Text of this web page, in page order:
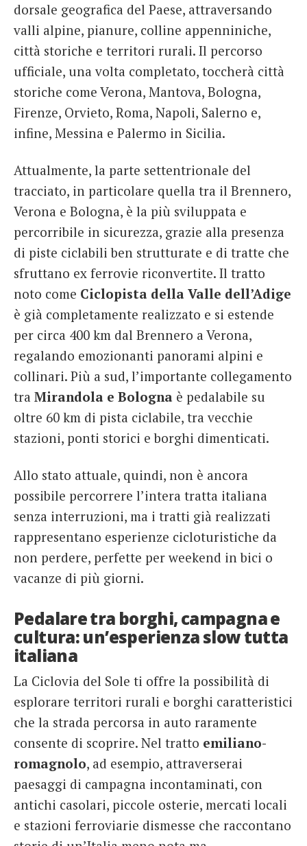
dorsale geografica del Paese, attraversando
valli alpine, pianure, colline appenniniche,
città storiche e territori rurali. Il percorso
ufficiale, una volta completato, toccherà città
storiche come Verona, Mantova, Bologna,
Firenze, Orvieto, Roma, Napoli, Salerno e,
infine, Messina e Palermo in Sicilia.
Attualmente, la parte settentrionale del
tracciato, in particolare quella tra il Brennero,
Verona e Bologna, è la più sviluppata e
percorribile in sicurezza, grazie alla presenza
di piste ciclabili ben strutturate e di tratte che
sfruttano ex ferrovie riconvertite. Il tratto
noto come Ciclopista della Valle dell’Adige
è già completamente realizzato e si estende
per circa 400 km dal Brennero a Verona,
regalando emozionanti panorami alpini e
collinari. Più a sud, l’importante collegamento
tra Mirandola e Bologna è pedalabile su
oltre 60 km di pista ciclabile, tra vecchie
stazioni, ponti storici e borghi dimenticati.
Allo stato attuale, quindi, non è ancora
possibile percorrere l’intera tratta italiana
senza interruzioni, ma i tratti già realizzati
rappresentano esperienze cicloturistiche da
non perdere, perfette per weekend in bici o
vacanze di più giorni.
Pedalare tra borghi, campagna e
cultura: un’esperienza slow tutta
italiana
La Ciclovia del Sole ti offre la possibilità di
esplorare territori rurali e borghi caratteristici
che la strada percorsa in auto raramente
consente di scoprire. Nel tratto emiliano-
romagnolo, ad esempio, attraverserai
paesaggi di campagna incontaminati, con
antichi casolari, piccole osterie, mercati locali
e stazioni ferroviarie dismesse che raccontano